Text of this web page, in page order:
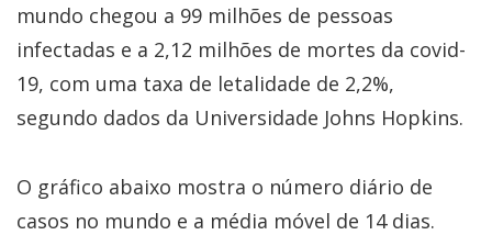
mundo chegou a 99 milhões de pessoas
infectadas e a 2,12 milhões de mortes da covid-
19, com uma taxa de letalidade de 2,2%,
segundo dados da Universidade Johns Hopkins.
O gráfico abaixo mostra o número diário de
casos no mundo e a média móvel de 14 dias.